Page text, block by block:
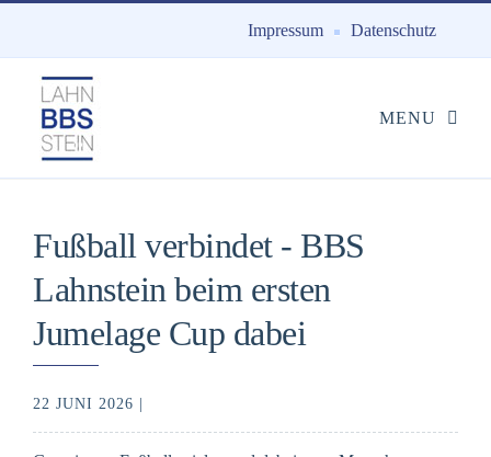
Impressum Datenschutz
Fußball verbindet - BBS
Lahnstein beim ersten
Jumelage Cup dabei
22 JUNI 2026 |